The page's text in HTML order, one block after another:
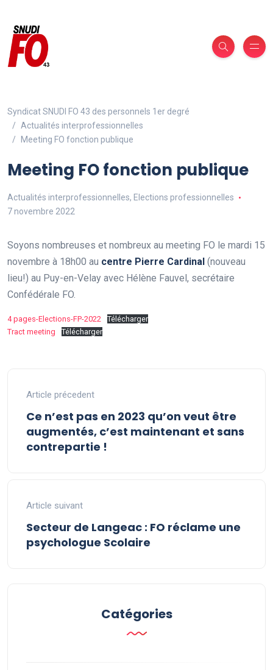
Syndicat SNUDI FO 43 des personnels 1er degré
Actualités interprofessionnelles
Meeting FO fonction publique
Meeting FO fonction publique
Actualités interprofessionnelles, Elections professionnelles
7 novembre 2022
Soyons nombreuses et nombreux au meeting FO le mardi 15
novembre à 18h00 au centre Pierre Cardinal (nouveau
lieu!) au Puy-en-Velay avec Hélène Fauvel, secrétaire
Confédérale FO.
4 pages-Elections-FP-2022
Télécharger
Tract meeting
Télécharger
Article précedent
Ce n’est pas en 2023 qu’on veut être
augmentés, c’est maintenant et sans
contrepartie !
Article suivant
Secteur de Langeac : FO réclame une
psychologue Scolaire
Catégories